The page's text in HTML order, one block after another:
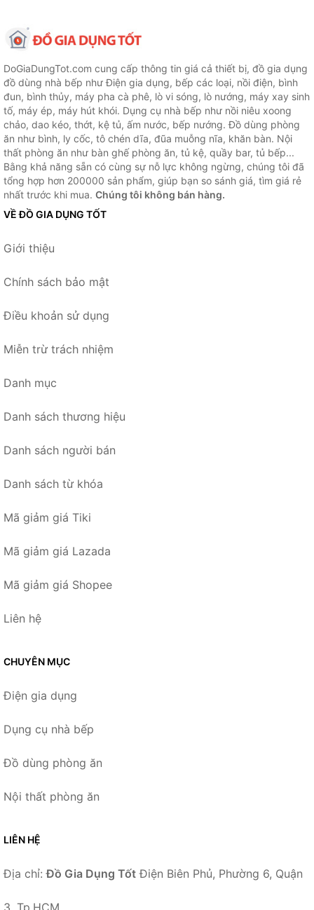
DoGiaDungTot.com cung cấp thông tin giá cả thiết bị, đồ gia dụng
đồ dùng nhà bếp như Điện gia dụng, bếp các loại, nồi điện, bình
đun, bình thủy, máy pha cà phê, lò vi sóng, lò nướng, máy xay sinh
tố, máy ép, máy hút khói. Dụng cụ nhà bếp như nồi niêu xoong
chảo, dao kéo, thớt, kệ tủ, ấm nước, bếp nướng. Đồ dùng phòng
ăn như bình, ly cốc, tô chén dĩa, đũa muỗng nĩa, khăn bàn. Nội
thất phòng ăn như bàn ghế phòng ăn, tủ kệ, quầy bar, tủ bếp...
Bằng khả năng sẵn có cùng sự nỗ lực không ngừng, chúng tôi đã
tổng hợp hơn 200000 sản phẩm, giúp bạn so sánh giá, tìm giá rẻ
nhất trước khi mua. Chúng tôi không bán hàng.
VỀ ĐỒ GIA DỤNG TỐT
Giới thiệu
Chính sách bảo mật
Điều khoản sử dụng
Miễn trừ trách nhiệm
Danh mục
Danh sách thương hiệu
Danh sách người bán
Danh sách từ khóa
Mã giảm giá Tiki
Mã giảm giá Lazada
Mã giảm giá Shopee
Liên hệ
CHUYÊN MỤC
Điện gia dụng
Dụng cụ nhà bếp
Đồ dùng phòng ăn
Nội thất phòng ăn
LIÊN HỆ
Địa chỉ:Đồ Gia Dụng Tốt Điện Biên Phủ, Phường 6, Quận